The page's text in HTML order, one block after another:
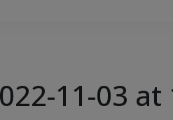
11-03 at